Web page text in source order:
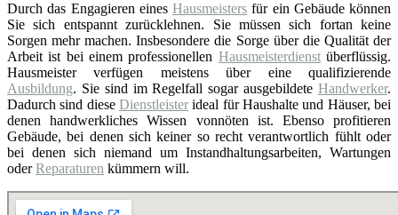
Durch das Engagieren eines Hausmeisters für ein Gebäude können
Sie sich entspannt zurücklehnen. Sie müssen sich fortan keine
Sorgen mehr machen. Insbesondere die Sorge über die Qualität der
Arbeit ist bei einem professionellen Hausmeisterdienstüberflüssig.
Hausmeister verfügen meistens über eine qualifizierende
Ausbildung. Sie sind im Regelfall sogar ausgebildete Handwerker.
Dadurch sind diese Dienstleister ideal für Haushalte und Häuser, bei
denen handwerkliches Wissen vonnöten ist. Ebenso profitieren
Gebäude, bei denen sich keiner so recht verantwortlich fühlt oder
bei denen sich niemand um Instandhaltungsarbeiten, Wartungen
oderReparaturen kümmern will.